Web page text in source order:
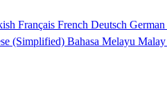
Français French Deutsch German
(Simplified) Bahasa Melayu Malay